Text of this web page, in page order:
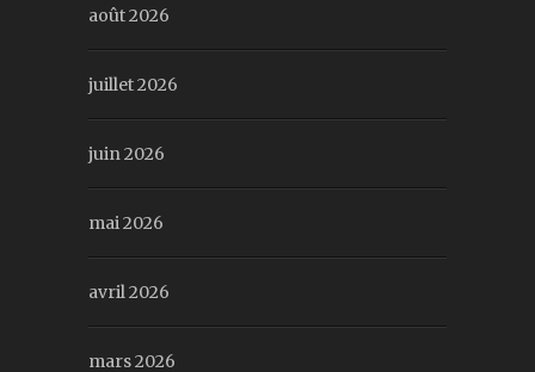
août 2026
juillet 2026
juin 2026
mai 2026
avril 2026
mars 2026